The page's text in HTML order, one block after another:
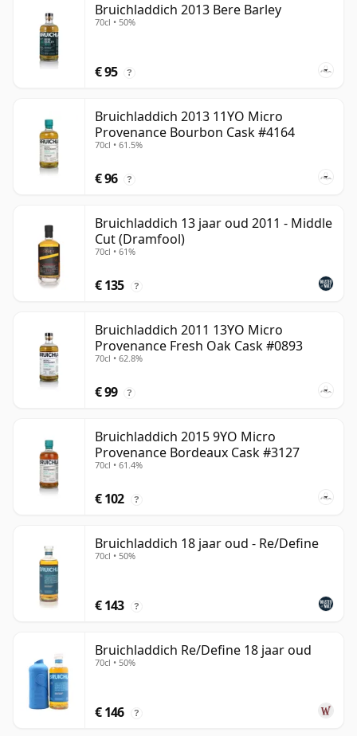
Bruichladdich 2013 Bere Barley
70cl • 50%
€ 95 ?
Bruichladdich 2013 11YO Micro
Provenance Bourbon Cask #4164
70cl • 61.5%
€ 96 ?
Bruichladdich 13 jaar oud 2011 - Middle
Cut (Dramfool)
70cl • 61%
€ 135 ?
Bruichladdich 2011 13YO Micro
Provenance Fresh Oak Cask #0893
70cl • 62.8%
€ 99 ?
Bruichladdich 2015 9YO Micro
Provenance Bordeaux Cask #3127
70cl • 61.4%
€ 102 ?
Bruichladdich 18 jaar oud - Re/Define
70cl • 50%
€ 143 ?
Bruichladdich Re/Define 18 jaar oud
70cl • 50%
€ 146 ?